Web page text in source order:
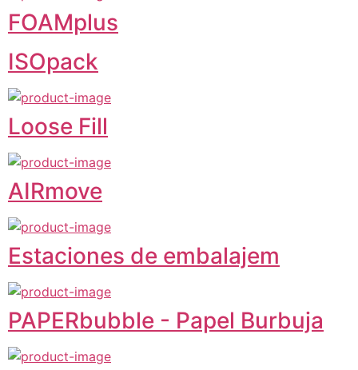
FOAMplus
ISOpack
Loose Fill
AIRmove
Estaciones de embalajem
PAPERbubble - Papel Burbuja